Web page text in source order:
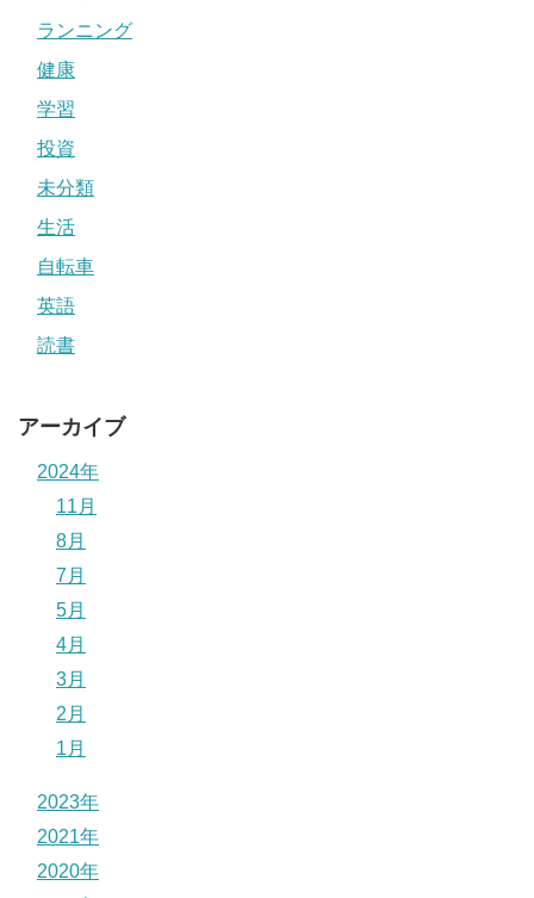
ランニング
健康
学習
投資
未分類
生活
自転車
英語
読書
アーカイブ
2024年
11月
8月
7月
5月
4月
3月
2月
1月
2023年
2021年
2020年